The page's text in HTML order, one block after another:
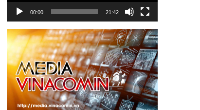
00:00 21:42